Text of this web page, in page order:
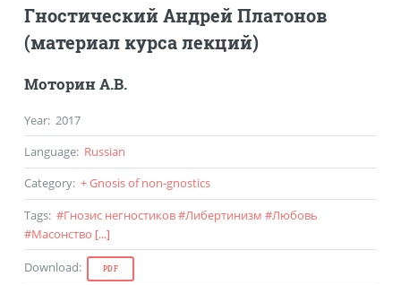
Гностический Андрей Платонов
(материал курса лекций)
Моторин А.В.
Year: 2017
Language: Russian
Category: + Gnosis of non-gnostics
Tags: #Гнозис негностиков#Либертинизм #Любовь
#Масонство [...]
Download: PDF